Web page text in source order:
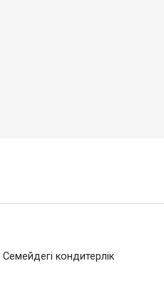
кондитерлік